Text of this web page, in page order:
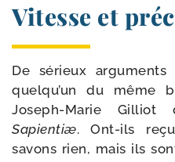
Vitesse et
De sérieux
quelqu’un du même
Joseph-​Marie
Sapientiæ. Ont-​ils
savons rien, mais ils